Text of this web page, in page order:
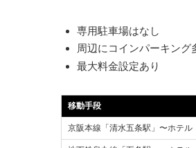
専用駐車場はなし
周辺にコインパーキング
最大料金設定あり
移動手段
京阪本線「清水五条駅」〜ホテル